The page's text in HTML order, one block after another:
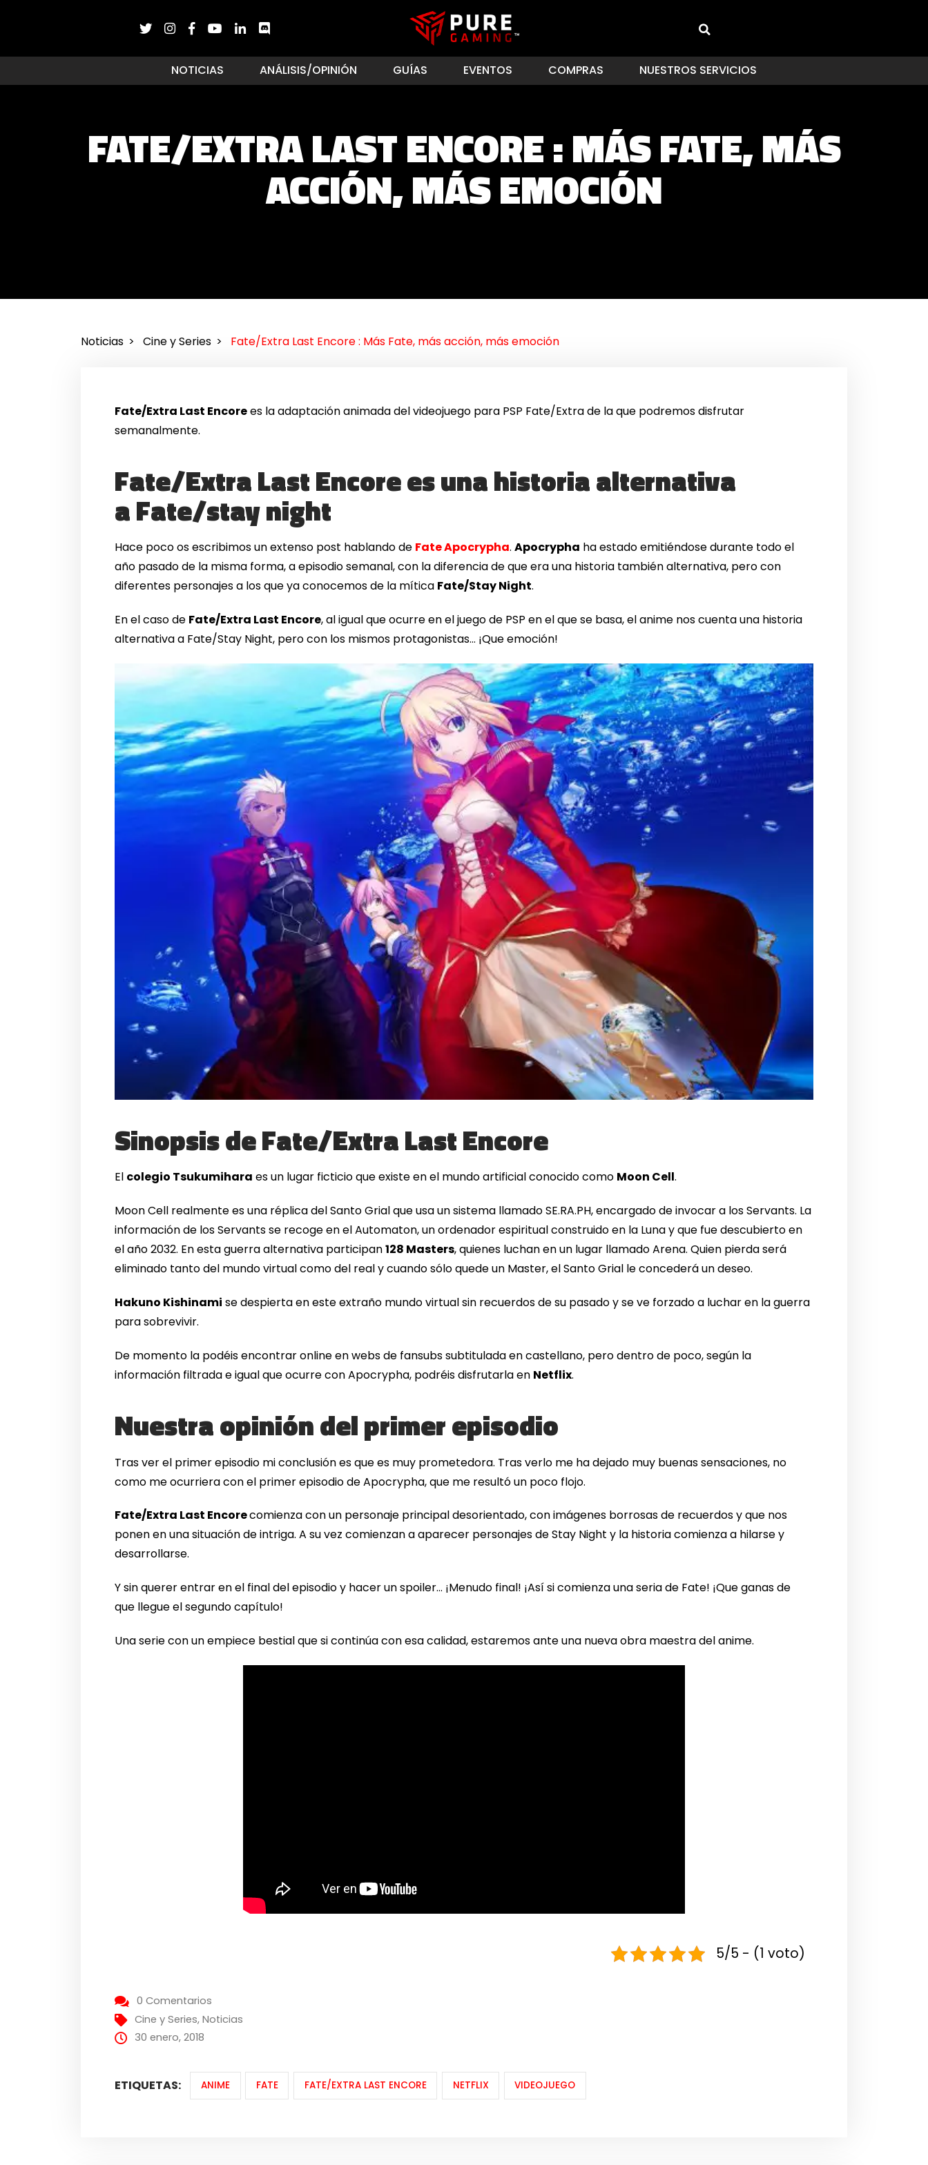
NOTICIAS ANÁLISIS/OPINIÓN GUÍAS EVENTOS COMPRAS NUESTROS SERVICIOS
FATE/EXTRA LAST ENCORE : MÁS FATE, MÁS
ACCIÓN, MÁS EMOCIÓN
Noticias Cine y Series Fate/Extra Last Encore : Más Fate, más acción, más emoción
Fate/Extra Last Encorees la adaptación animada del videojuego para PSP Fate/Extra de la que podremos disfrutar
semanalmente.
Fate/Extra Last Encore es una historia alternativa
a Fate/stay night
Hace poco os escribimos un extenso post hablando de Fate Apocrypha.Apocrypha ha estado emitiéndose durante todo el
año pasado de la misma forma, a episodio semanal, con la diferencia de que era una historia también alternativa, pero con
diferentes personajes a los que ya conocemos de la mítica Fate/Stay Night.
En el caso de Fate/Extra Last Encore, al igual que ocurre en el juego de PSP en el que se basa, el anime nos cuenta una historia
alternativa a Fate/Stay Night, pero con los mismos protagonistas… ¡Que emoción!
Sinopsis deFate/Extra Last Encore
El colegio Tsukumihara es un lugar ficticio que existe en el mundo artificial conocido como Moon Cell.
Moon Cell realmente es una réplica del Santo Grial que usa un sistema llamado SE.RA.PH, encargado de invocar a los Servants. La
información de los Servants se recoge en el Automaton, un ordenador espiritual construido en la Luna y que fue descubierto en
el año 2032. En esta guerra alternativa participan128 Masters, quienes luchan en un lugar llamado Arena. Quien pierda será
eliminado tanto del mundo virtual como del real y cuando sólo quede un Master, el Santo Grial le concederá un deseo.
Hakuno Kishinami se despierta en este extraño mundo virtual sin recuerdos de su pasado y se ve forzado a luchar en la guerra
para sobrevivir.
De momento la podéis encontrar online en webs de fansubs subtitulada en castellano, pero dentro de poco, según la
información filtrada e igual que ocurre con Apocrypha, podréis disfrutarla en Netflix.
Nuestra opinión del primer episodio
Tras ver el primer episodio mi conclusión es que es muy prometedora. Tras verlo me ha dejado muy buenas sensaciones, no
como me ocurriera con el primer episodio de Apocrypha, que me resultó un poco flojo.
Fate/Extra Last Encorecomienza con un personaje principal desorientado, con imágenes borrosas de recuerdos y que nos
ponen en una situación de intriga. A su vez comienzan a aparecer personajes de Stay Night y la historia comienza a hilarse y
desarrollarse.
Y sin querer entrar en el final del episodio y hacer un spoiler… ¡Menudo final! ¡Así si comienza una seria de Fate! ¡Que ganas de
que llegue el segundo capítulo!
Una serie con un empiece bestial que si continúa con esa calidad, estaremos ante una nueva obra maestra del anime.
5/5 - (1 voto)
0 Comentarios
Cine y Series,Noticias
30 enero, 2018
ETIQUETAS: ANIME FATE FATE/EXTRA LAST ENCORE NETFLIX VIDEOJUEGO